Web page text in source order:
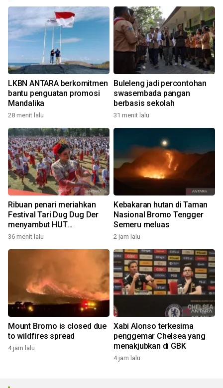
LKBN ANTARA berkomitmen
bantu penguatan promosi
Mandalika
28 menit lalu
Buleleng jadi percontohan
swasembada pangan
berbasis sekolah
31 menit lalu
Ribuan penari meriahkan
Festival Tari Dug Dug Der
menyambut HUT
Kemerdekaan
36 menit lalu
Kebakaran hutan di Taman
Nasional Bromo Tengger
Semeru meluas
2 jam lalu
Mount Bromo is closed due
to wildfires spread
4 jam lalu
Xabi Alonso terkesima
penggemar Chelsea yang
menakjubkan di GBK
4 jam lalu